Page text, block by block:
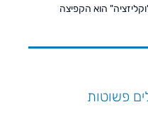
הוא הקפיצה